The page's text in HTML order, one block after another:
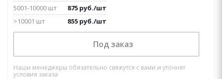
5001-10000 шт
875 руб./шт
>10001 шт
855 руб./шт
Под заказ
Наши менеджеры обязательно свяжутся с вами и уточнят
условия заказа